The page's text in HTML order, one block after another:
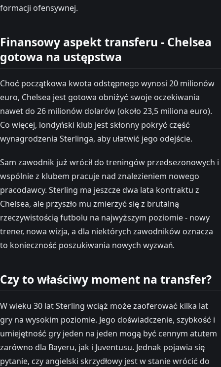
formacji ofensywnej.
Finansowy aspekt transferu - Chelsea
gotowa na ustępstwa
Choć początkowa kwota odstępnego wynosi 20 milionów
euro, Chelsea jest gotowa obniżyć swoje oczekiwania
nawet do 26 milionów dolarów (około 23,5 miliona euro).
Co więcej, londyński klub jest skłonny pokryć część
wynagrodzenia Sterlinga, aby ułatwić jego odejście.
Sam zawodnik już wrócił do treningów przedsezonowych i
wspólnie z klubem pracuje nad znalezieniem nowego
pracodawcy. Sterling ma jeszcze dwa lata kontraktu z
Chelsea, ale przyszło mu zmierzyć się z brutalną
rzeczywistością futbolu na najwyższym poziomie - nowy
trener, nowa wizja, a dla niektórych zawodników oznacza
to konieczność poszukiwania nowych wyzwań.
Czy to właściwy moment na transfer?
W wieku 30 lat Sterling wciąż może zaoferować kilka lat
gry na wysokim poziomie. Jego doświadczenie, szybkość i
umiejętność gry jeden na jeden mogą być cennym atutem
zarówno dla Bayeru, jak i Juventusu. Jednak pojawia się
pytanie, czy angielski skrzydłowy jest w stanie wrócić do